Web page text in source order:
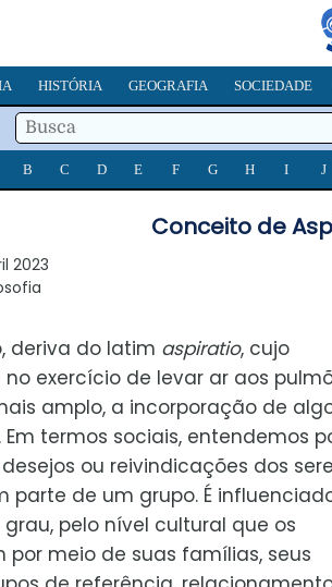
HISTÓRIA GEOGRAFIA SOCIEDADE
B C D E F G H I J
Conceito de
2023
deriva do latim aspiratio, cujo
exercício de levar ar aos
amplo, a incorporação de
termos sociais, entendemos
ou reivindicações dos
parte de um grupo. É
pelo nível cultural que os
meio de suas famílias, seus